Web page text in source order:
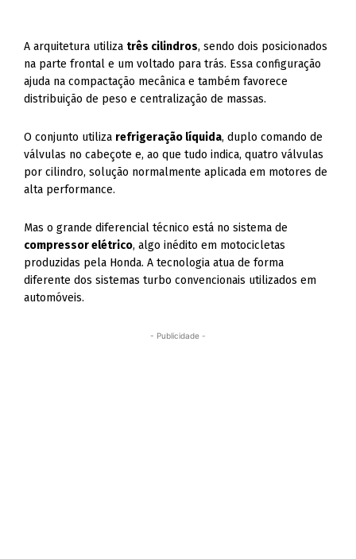
A arquitetura utiliza três cilindros, sendo dois posicionados
na parte frontal e um voltado para trás. Essa configuração
ajuda na compactação mecânica e também favorece
distribuição de peso e centralização de massas.
O conjunto utiliza refrigeração líquida, duplo comando de
válvulas no cabeçote e, ao que tudo indica, quatro válvulas
por cilindro, solução normalmente aplicada em motores de
alta performance.
Mas o grande diferencial técnico está no sistema de
compressor elétrico, algo inédito em motocicletas
produzidas pela Honda. A tecnologia atua de forma
diferente dos sistemas turbo convencionais utilizados em
automóveis.
- Publicidade -